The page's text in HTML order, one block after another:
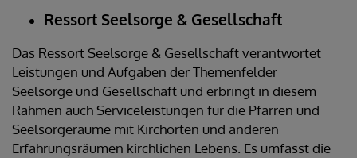
Ressort Seelsorge & Gesellschaft
Das Ressort Seelsorge & Gesellschaft verantwortet
Leistungen und Aufgaben der Themenfelder
Seelsorge und Gesellschaft und erbringt in diesem
Rahmen auch Serviceleistungen für die Pfarren und
Seelsorgeräume mit Kirchorten und anderen
Erfahrungsräumen kirchlichen Lebens. Es umfasst die